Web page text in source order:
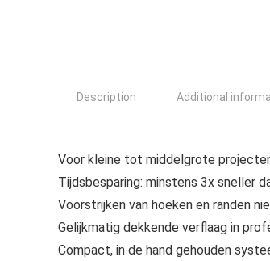
Description Additional
Voor kleine tot middelgrote
Tijdsbesparing: minstens 3x sneller
Voorstrijken van hoeken en randen
Gelijkmatig dekkende verflaag in
Compact, in de hand gehouden